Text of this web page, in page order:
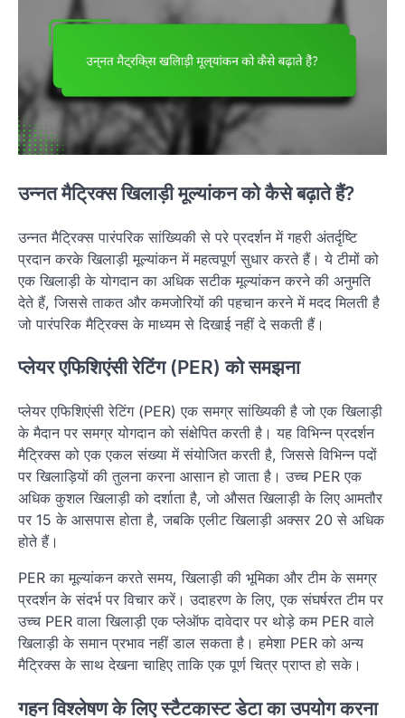
उन्नत मैट्रिक्स खिलाड़ी मूल्यांकन को कैसे बढ़ाते हैं?
उन्नत मैट्रिक्स पारंपरिक सांख्यिकी से परे प्रदर्शन में गहरी अंतर्दृष्टि
प्रदान करके खिलाड़ी मूल्यांकन में महत्वपूर्ण सुधार करते हैं। ये टीमों को
एक खिलाड़ी के योगदान का अधिक सटीक मूल्यांकन करने की अनुमति
देते हैं, जिससे ताकत और कमजोरियों की पहचान करने में मदद मिलती है
जो पारंपरिक मैट्रिक्स के माध्यम से दिखाई नहीं दे सकती हैं।
प्लेयर एफिशिएंसी रेटिंग (PER) को समझना
प्लेयर एफिशिएंसी रेटिंग (PER) एक समग्र सांख्यिकी है जो एक खिलाड़ी
के मैदान पर समग्र योगदान को संक्षेपित करती है। यह विभिन्न प्रदर्शन
मैट्रिक्स को एक एकल संख्या में संयोजित करती है, जिससे विभिन्न पदों
पर खिलाड़ियों की तुलना करना आसान हो जाता है। उच्च PER एक
अधिक कुशल खिलाड़ी को दर्शाता है, जो औसत खिलाड़ी के लिए आमतौर
पर 15 के आसपास होता है, जबकि एलीट खिलाड़ी अक्सर 20 से अधिक
होते हैं।
PER का मूल्यांकन करते समय, खिलाड़ी की भूमिका और टीम के समग्र
प्रदर्शन के संदर्भ पर विचार करें। उदाहरण के लिए, एक संघर्षरत टीम पर
उच्च PER वाला खिलाड़ी एक प्लेऑफ दावेदार पर थोड़े कम PER वाले
खिलाड़ी के समान प्रभाव नहीं डाल सकता है। हमेशा PER को अन्य
मैट्रिक्स के साथ देखना चाहिए ताकि एक पूर्ण चित्र प्राप्त हो सके।
गहन विश्लेषण के लिए स्टैटकास्ट डेटा का उपयोग करना